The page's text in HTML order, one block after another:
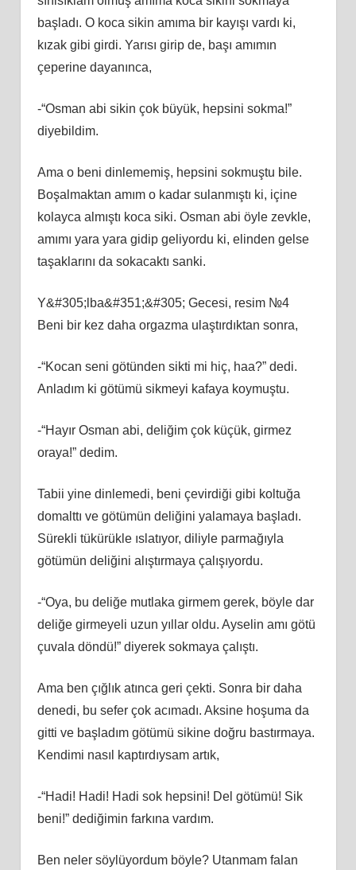
başladı. O koca sikin amıma bir kayışı vardı ki,
kızak gibi girdi. Yarısı girip de, başı amımın
çeperine dayanınca,
-“Osman abi sikin çok büyük, hepsini sokma!”
diyebildim.
Ama o beni dinlememiş, hepsini sokmuştu bile.
Boşalmaktan amım o kadar sulanmıştı ki, içine
kolayca almıştı koca siki. Osman abi öyle zevkle,
amımı yara yara gidip geliyordu ki, elinden gelse
taşaklarını da sokacaktı sanki.
Y&#305;lba&#351;&#305; Gecesi, resim №4
Beni bir kez daha orgazma ulaştırdıktan sonra,
-“Kocan seni götünden sikti mi hiç, haa?” dedi.
Anladım ki götümü sikmeyi kafaya koymuştu.
-“Hayır Osman abi, deliğim çok küçük, girmez
oraya!” dedim.
Tabii yine dinlemedi, beni çevirdiği gibi koltuğa
domalttı ve götümün deliğini yalamaya başladı.
Sürekli tükürükle ıslatıyor, diliyle parmağıyla
götümün deliğini alıştırmaya çalışıyordu.
-“Oya, bu deliğe mutlaka girmem gerek, böyle dar
deliğe girmeyeli uzun yıllar oldu. Ayselin amı götü
çuvala döndü!” diyerek sokmaya çalıştı.
Ama ben çığlık atınca geri çekti. Sonra bir daha
denedi, bu sefer çok acımadı. Aksine hoşuma da
gitti ve başladım götümü sikine doğru bastırmaya.
Kendimi nasıl kaptırdıysam artık,
-“Hadi! Hadi! Hadi sok hepsini! Del götümü! Sik
beni!” dediğimin farkına vardım.
Ben neler söylüyordum böyle? Utanmam falan